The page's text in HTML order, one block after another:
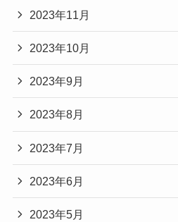
2023年11月
2023年10月
2023年9月
2023年8月
2023年7月
2023年6月
2023年5月